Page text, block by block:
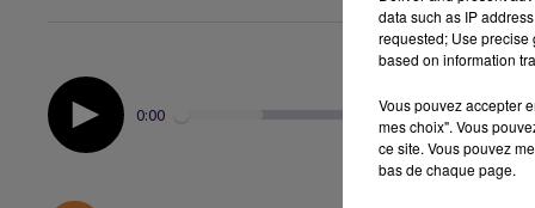
0:00
data such as IP
requested; Use precise
based on information
Vous pouvez accepter
mes choix". Vous
ce site. Vous pouvez
bas de chaque page.